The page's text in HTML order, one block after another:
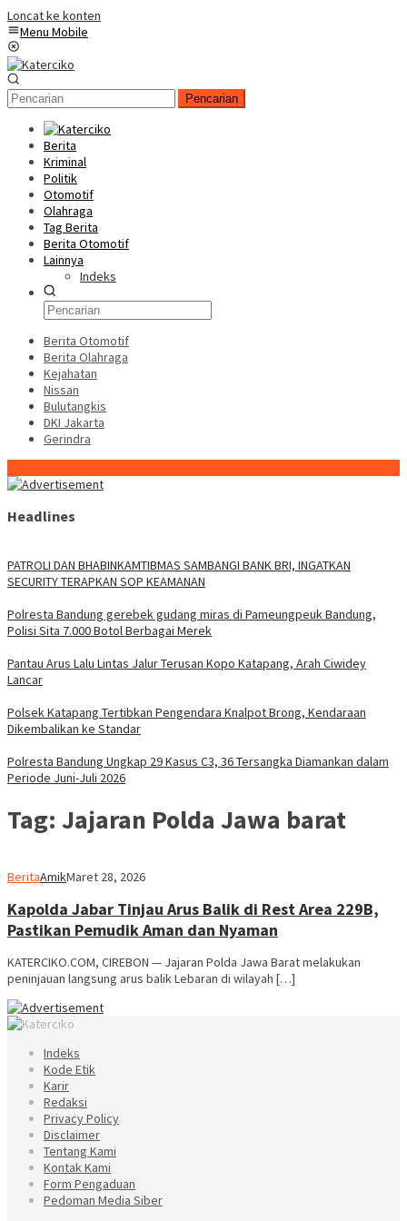
Loncat ke konten
Menu Mobile
Pencarian
Berita
Kriminal
Politik
Otomotif
Olahraga
Tag Berita
Berita Otomotif
Lainnya
Indeks
Berita Otomotif
Berita Olahraga
Kejahatan
Nissan
Bulutangkis
DKI Jakarta
Gerindra
Headlines
‎PATROLI DAN BHABINKAMTIBMAS SAMBANGI BANK BRI, INGATKAN
SECURITY TERAPKAN SOP KEAMANAN
Polresta Bandung gerebek gudang miras di Pameungpeuk Bandung,
Polisi Sita 7.000 Botol Berbagai Merek
Pantau Arus Lalu Lintas Jalur Terusan Kopo Katapang, Arah Ciwidey
Lancar
Polsek Katapang Tertibkan Pengendara Knalpot Brong, Kendaraan
Dikembalikan ke Standar
Polresta Bandung Ungkap 29 Kasus C3, 36 Tersangka Diamankan dalam
Periode Juni-Juli 2026
Tag: Jajaran Polda Jawa barat
BeritaAmikMaret 28, 2026
Kapolda Jabar Tinjau Arus Balik di Rest Area 229B,
Pastikan Pemudik Aman dan Nyaman
KATERCIKO.COM, CIREBON — Jajaran Polda Jawa Barat melakukan
peninjauan langsung arus balik Lebaran di wilayah […]
Indeks
Kode Etik
Karir
Redaksi
Privacy Policy
Disclaimer
Tentang Kami
Kontak Kami
Form Pengaduan
Pedoman Media Siber